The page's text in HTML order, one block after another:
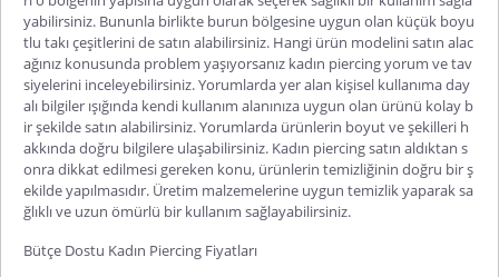
yabilirsiniz. Bununla birlikte burun bölgesine uygun olan küçük boyu
tlu takı çeşitlerini de satın alabilirsiniz. Hangi ürün modelini satın alac
ağınız konusunda problem yaşıyorsanız kadın piercing yorum ve tav
siyelerini inceleyebilirsiniz. Yorumlarda yer alan kişisel kullanıma day
alı bilgiler ışığında kendi kullanım alanınıza uygun olan ürünü kolay b
ir şekilde satın alabilirsiniz. Yorumlarda ürünlerin boyut ve şekilleri h
akkında doğru bilgilere ulaşabilirsiniz. Kadın piercing satın aldıktan s
onra dikkat edilmesi gereken konu, ürünlerin temizliğinin doğru bir ş
ekilde yapılmasıdır. Üretim malzemelerine uygun temizlik yaparak sa
ğlıklı ve uzun ömürlü bir kullanım sağlayabilirsiniz.
Bütçe Dostu Kadın Piercing Fiyatları